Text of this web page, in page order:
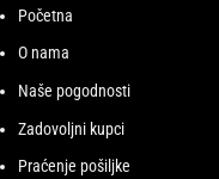
Početna
O nama
Naše pogodnosti
Zadovoljni kupci
Praćenje pošiljke